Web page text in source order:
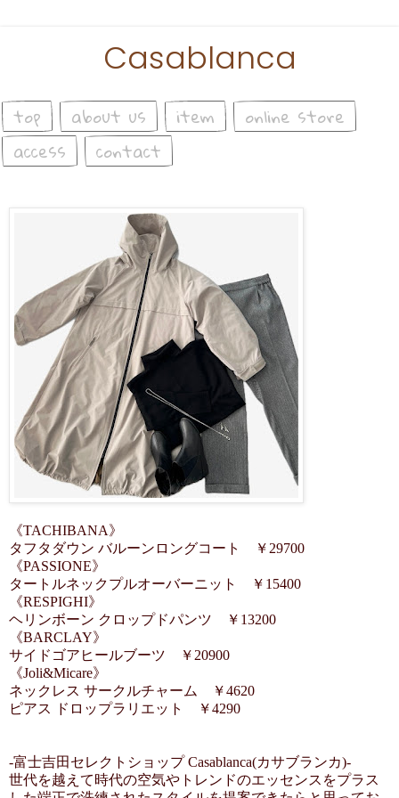
Casablanca
top about us item
online store
access
contact
《TACHIBANA》
タフタダウン バルーンロングコート ￥29700
《PASSIONE》
タートルネックプルオーバーニット ￥15400
《RESPIGHI》
ヘリンボーン クロップドパンツ ￥13200
《BARCLAY》
サイドゴアヒールブーツ ￥20900
《Joli&Micare》
ネックレス サークルチャーム ￥4620
ピアス ドロップラリエット ￥4290
-富士吉田セレクトショップ Casablanca(カサブランカ)-
世代を越えて時代の空気やトレンドのエッセンスをプラス